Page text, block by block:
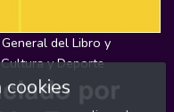
del Libro y
y Deporte